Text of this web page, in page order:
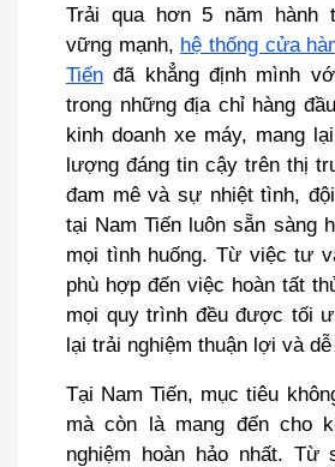
Trải qua hơn 5 năm hành
vững mạnh, hệ thống cửa
Tiến đã khẳng định mình
trong những địa chỉ hàng
kinh doanh xe máy, mang
lượng đáng tin cậy trên thị
đam mê và sự nhiệt tình,
tại Nam Tiến luôn sẵn sàng
mọi tình huống. Từ việc tư
phù hợp đến việc hoàn tất
mọi quy trình đều được tối
lại trải nghiệm thuận lợi và dễ
Tại Nam Tiến, mục tiêu
mà còn là mang đến cho
nghiệm hoàn hảo nhất. Từ